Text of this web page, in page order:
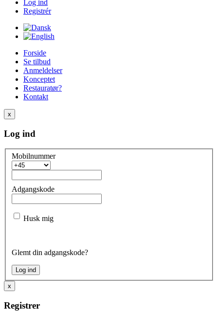
Log ind
Registrér
Forside
Se tilbud
Anmeldelser
Konceptet
Restauratør?
Kontakt
x
Log ind
Mobilnummer
Adgangskode
Husk mig
Glemt din adgangskode?
x
Registrer